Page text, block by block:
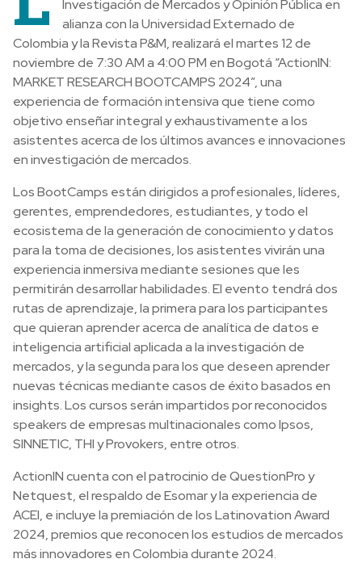
Investigación de Mercados y Opinión Pública en
alianza con la Universidad Externado de
Colombia y la Revista P&M, realizará el martes 12 de
noviembre de 7:30 AM a 4:00 PM en Bogotá “ActionIN:
MARKET RESEARCH BOOTCAMPS 2024”, una
experiencia de formación intensiva que tiene como
objetivo enseñar integral y exhaustivamente a los
asistentes acerca de los últimos avances e innovaciones
en investigación de mercados.
Los BootCamps están dirigidos a profesionales, líderes,
gerentes, emprendedores, estudiantes, y todo el
ecosistema de la generación de conocimiento y datos
para la toma de decisiones, los asistentes vivirán una
experiencia inmersiva mediante sesiones que les
permitirán desarrollar habilidades. El evento tendrá dos
rutas de aprendizaje, la primera para los participantes
que quieran aprender acerca de analítica de datos e
inteligencia artificial aplicada a la investigación de
mercados, y la segunda para los que deseen aprender
nuevas técnicas mediante casos de éxito basados en
insights. Los cursos serán impartidos por reconocidos
speakers de empresas multinacionales como Ipsos,
SINNETIC, THI y Provokers, entre otros.
ActionIN cuenta con el patrocinio de QuestionPro y
Netquest, el respaldo de Esomar y la experiencia de
ACEI, e incluye la premiación de los Latinovation Award
2024, premios que reconocen los estudios de mercados
más innovadores en Colombia durante 2024.